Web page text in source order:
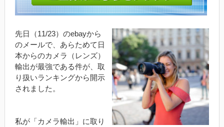
先日（11/23）のebayから
のメールで、あらためて日
本からのカメラ（レンズ）
輸出が最強である件が、取
り扱いランキングから開示
されました。
私が「カメラ輸出」に取り